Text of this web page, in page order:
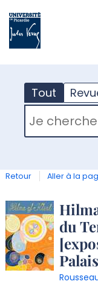
Tout
RECHERCHER DANS
Retour Aller à la
Détail
document
du